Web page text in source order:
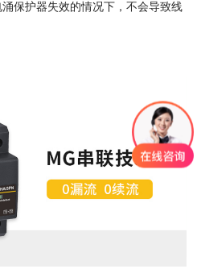
保护器失效的情况下，不会导致线